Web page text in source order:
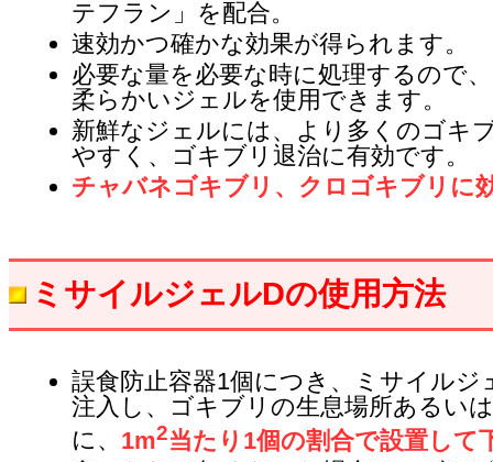
テフラン」を配合。
速効かつ確かな効果が得られます。
必要な量を必要な時に処理するので
柔らかいジェルを使用できます。
新鮮なジェルには、より多くのゴキ
やすく、ゴキブリ退治に有効です。
チャバネゴキブリ、クロゴキブリに
ミサイルジェルDの使用方法
誤食防止容器1個につき、ミサイルジ
注入し、ゴキブリの生息場所あるい
に、 1m2当たり1個の割合で設置して